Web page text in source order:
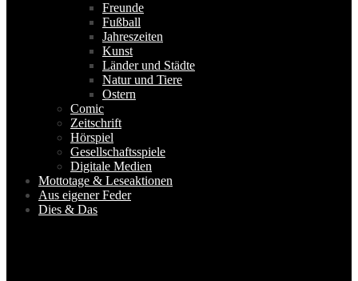
Freunde
Fußball
Jahreszeiten
Kunst
Länder und Städte
Natur und Tiere
Ostern
Comic
Zeitschrift
Hörspiel
Gesellschaftsspiele
Digitale Medien
Mottotage & Leseaktionen
Aus eigener Feder
Dies & Das